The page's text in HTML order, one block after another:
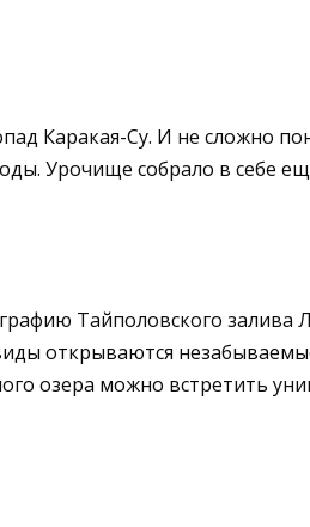
Каракая-Су. И не сложно
Урочище собрало в себе
Тайполовского залива
открываются
озера можно встретить